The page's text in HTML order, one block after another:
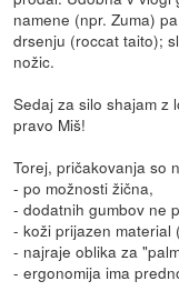
namene (npr. Zuma)
drsenju (roccat taito);
nožic.
Sedaj za silo shajam z
pravo Miš!
Torej, pričakovanja so
- po možnosti žična,
- dodatnih gumbov ne
- koži prijazen material
- najraje oblika za
- ergonomija ima